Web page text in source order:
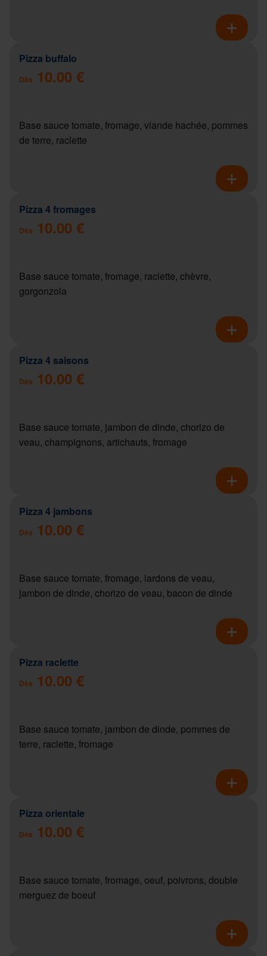
Pizza buffalo
Dès 10.00 €
Base sauce tomate, fromage, viande hachée, pommes
de terre, raclette
Pizza 4 fromages
Dès 10.00 €
Base sauce tomate, fromage, raclette, chèvre,
gorgonzola
Pizza 4 saisons
Dès 10.00 €
Base sauce tomate, jambon de dinde, chorizo de
veau, champignons, artichauts, fromage
Pizza 4 jambons
Dès 10.00 €
Base sauce tomate, fromage, lardons de veau,
jambon de dinde, chorizo de veau, bacon de dinde
Pizza raclette
Dès 10.00 €
Base sauce tomate, jambon de dinde, pommes de
terre, raclette, fromage
Pizza orientale
Dès 10.00 €
Base sauce tomate, fromage, oeuf, poivrons, double
merguez de boeuf